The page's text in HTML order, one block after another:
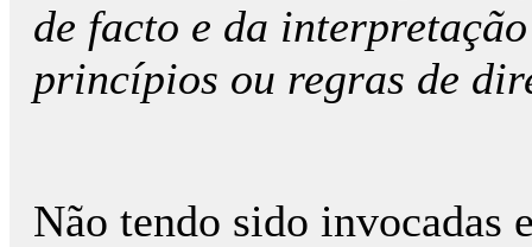
de facto e da
princípios ou regras de
Não tendo sido invocadas